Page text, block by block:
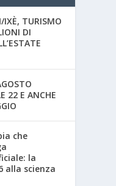
IXÈ, TURISMO
DI
22 E ANCHE
che
la
alla scienza